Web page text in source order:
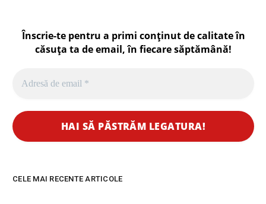
Înscrie-te pentru a primi conținut de calitate în
căsuța ta de email, în fiecaresăptămână!
CELE MAI RECENTE ARTICOLE